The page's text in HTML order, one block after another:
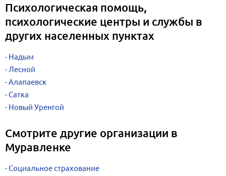
Психологическая помощь,
психологические центры и службы в
других населенных пунктах
Надым
Лесной
Алапаевск
Сатка
Новый Уренгой
Смотрите другие организации в
Муравленке
Социальное страхование